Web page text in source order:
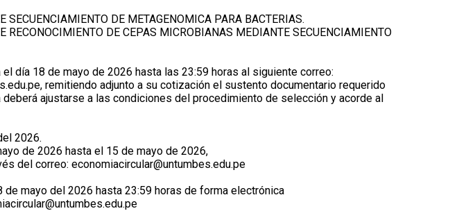
SECUENCIAMIENTO DE METAGENOMICA PARA BACTERIAS.
RECONOCIMIENTO DE CEPAS MICROBIANAS MEDIANTE SECUENCIAMIENTO
día 18 de mayo de 2026 hasta las 23:59 horas al siguiente correo:
remitiendo adjunto a su cotización el sustento documentario requerido
ajustarse a las condiciones del procedimiento de selección y acorde al
2026.
de 2026 hasta el 15 de mayo de 2026,
del correo: economiacircular@untumbes.edu.pe
de mayo del 2026 hasta 23:59 horas de forma electrónica